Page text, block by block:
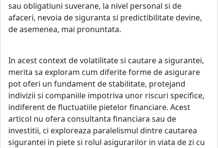
sau obligatiuni suverane, la nivel personal si de
afaceri, nevoia de siguranta si predictibilitate devine,
de asemenea, mai pronuntata.
In acest context de volatilitate si cautare a sigurantei,
merita sa exploram cum diferite forme de asigurare
pot oferi un fundament de stabilitate, protejand
indivizii si companiile impotriva unor riscuri specifice,
indiferent de fluctuatiile pietelor financiare. Acest
articol nu ofera consultanta financiara sau de
investitii, ci exploreaza paralelismul dintre cautarea
sigurantei in piete si rolul asigurarilor in viata de zi cu